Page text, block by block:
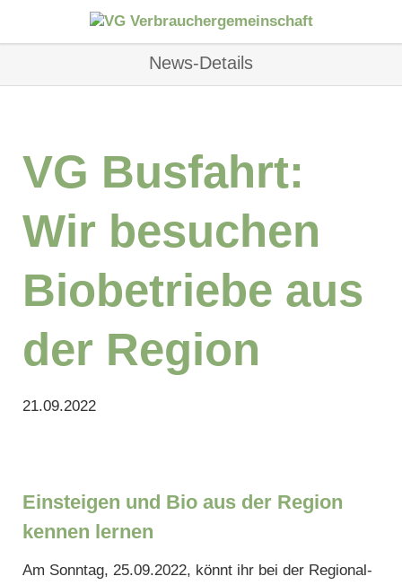
News-Details
VG Busfahrt:
Wir besuchen
Biobetriebe aus
der Region
21.09.2022
Einsteigen und Bio aus der Region
kennen lernen
Am Sonntag, 25.09.2022, könnt ihr bei der Regional-